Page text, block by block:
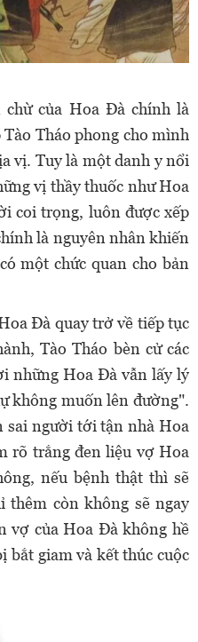
của Hoa Đà chính là
Tháo phong cho mình
vị. Tuy là một danh y nổi
vị thầy thuốc như Hoa
coi trọng, luôn được xếp
là nguyên nhân khiến
một chức quan cho bản
Đà quay trở về tiếp tục
Tào Tháo bèn cử các
những Hoa Đà vẫn lấy lý
không muốn lên đường".
sai người tới tận nhà Hoa
rõ trắng đen liệu vợ Hoa
nếu bệnh thật thì sẽ
thêm còn không sẽ ngay
vợ của Hoa Đà không hề
bắt giam và kết thúc cuộc